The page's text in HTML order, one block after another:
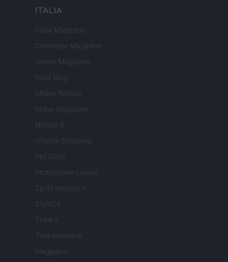
ITALIA
Casa Magazine
Cineverse Magazine
Donne Magazine
Food Blog
Milano Notizie
Motor Magazine
Notizie.it
Offerte Shopping
Pet Story
Professione Lavoro
Sport Magazine
Style24
Think.it
Tuobenessere
Viaggiamo